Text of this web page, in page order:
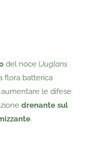
del noce (Juglans
flora batterica
le difese
drenante sul
.